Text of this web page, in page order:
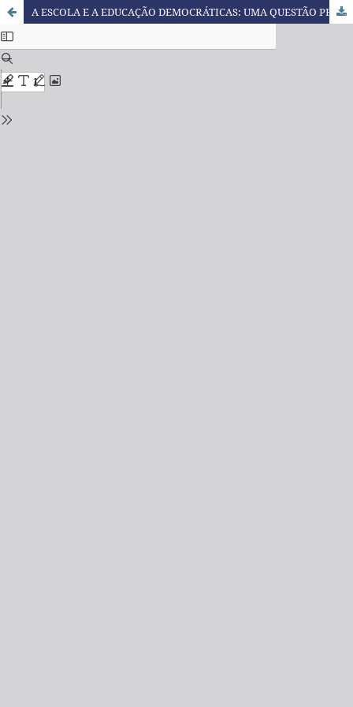
A ESCOLA E A EDUCAÇÃO DEMOCRÁTICAS: UMA QUESTÃO PENDENTE NO CONTEXTO MOÇAMBICANO E UM DESAFIO ATUAL